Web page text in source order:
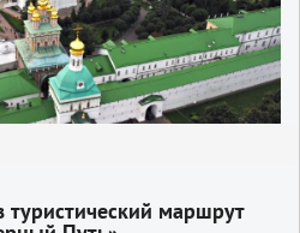
маршрут